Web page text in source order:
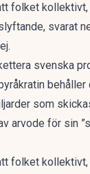
folket
svarat
svenska
som
arvode för sin
folket